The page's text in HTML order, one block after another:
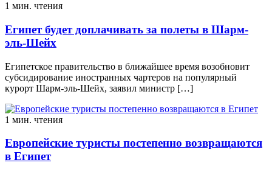
1 мин. чтения
Египет будет доплачивать за полеты в Шарм-
эль-Шейх
Египетское правительство в ближайшее время возобновит
субсидирование иностранных чартеров на популярный
курорт Шарм-эль-Шейх, заявил министр […]
1 мин. чтения
Европейские туристы постепенно возвращаются
в Египет